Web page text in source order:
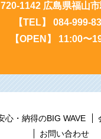
720-1142 広島県福山
【TEL】 084-999-
【OPEN】 11:00〜
心・納得のBIG WAVE
お問い合わせ